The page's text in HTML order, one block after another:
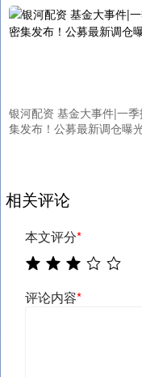
银河配资 基金大事件|一
集发布！公募最新调仓曝
相关评论
本文评分*
评论内容*